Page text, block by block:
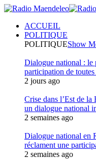
ACCUEIL
POLITIQUE
POLITIQUEShow
Dialogue national : le
participation de
2 jours ago
Crise dans l’Est de
un dialogue national
2 semaines ago
Dialogue national en
réclament une
2 semaines ago